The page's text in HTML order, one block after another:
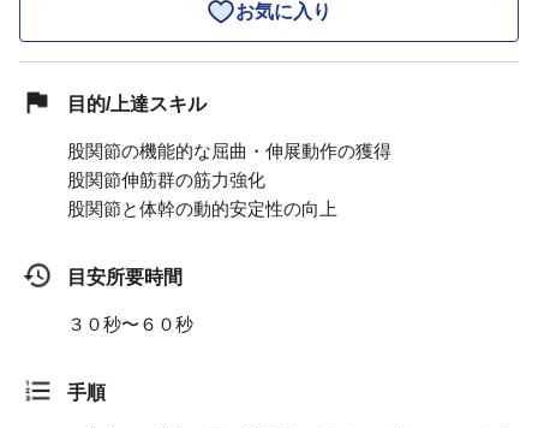
お気に入り
目的/上達スキル
股関節の機能的な屈曲・伸展動作の獲得
股関節伸筋群の筋力強化
股関節と体幹の動的安定性の向上
目安所要時間
３０秒〜６０秒
手順